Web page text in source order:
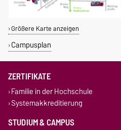
Größere Karte anzeigen
Campusplan
ZERTIFIKATE
Familie in der Hochschule
Systemakkreditierung
STUDIUM & CAMPUS